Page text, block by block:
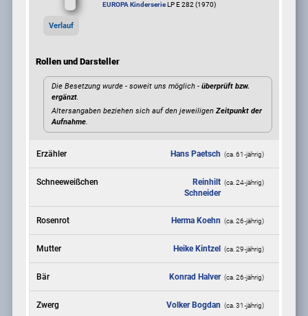
EUROPA KinderserieLP E 282 (1970)
Verlauf
Rollen und Darsteller
Die Besetzung wurde - soweit uns möglich -überprüft bzw.
ergänzt.
Altersangaben beziehen sich auf den jeweiligenZeitpunkt der
Aufnahme.
Erzähler Hans Paetsch (ca. 61‑jährig)
Schneeweißchen
Reinhilt
Schneider
(ca. 24‑jährig)
Rosenrot Herma Koehn (ca. 26‑jährig)
Mutter Heike Kintzel (ca. 29‑jährig)
Bär Konrad Halver (ca. 26‑jährig)
Zwerg Volker Bogdan (ca. 31‑jährig)